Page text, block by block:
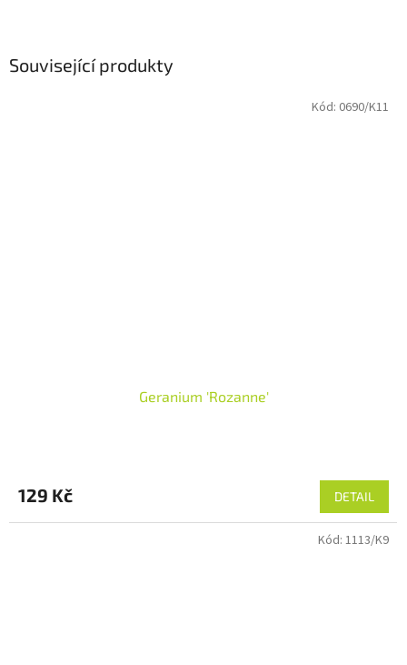
Související produkty
Geranium 'Rozanne'
129 Kč DETAIL
Kód: 0690/K11
Kód: 1113/K9